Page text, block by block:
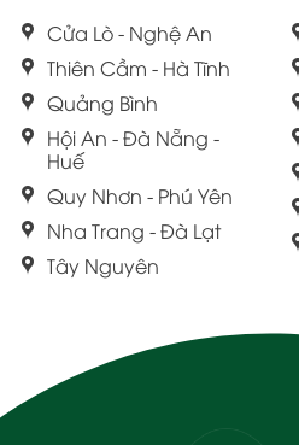
Cửa Lò - Nghệ An
Thiên Cầm - Hà Tĩnh
Quảng Bình
Hội An - Đà Nẵng -
Huế
Quy Nhơn - Phú Yên
Nha Trang - Đà Lạt
Tây Nguyên